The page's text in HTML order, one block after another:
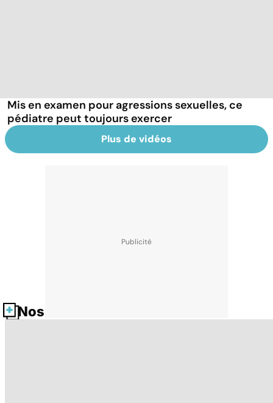
Mis en examen pour agressions sexuelles, ce
pédiatre peut toujours exercer
Plus de vidéos
Nos fiches santé